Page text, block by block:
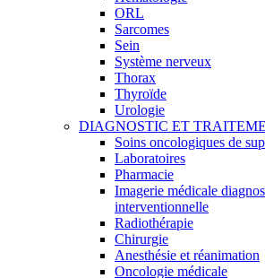
ORL
Sarcomes
Sein
Système nerveux
Thorax
Thyroïde
Urologie
DIAGNOSTIC ET
Soins oncologiques de
Laboratoires
Pharmacie
Imagerie médicale
interventionnelle
Radiothérapie
Chirurgie
Anesthésie et réanimation
Oncologie médicale